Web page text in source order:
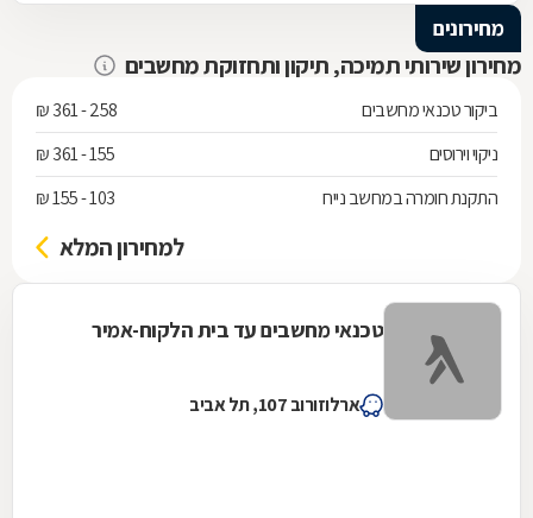
מחירונים
מחירון שירותי תמיכה, תיקון ותחזוקת מחשבים
ביקור טכנאי מחשבים
258 - 361 ₪
ניקוי וירוסים
155 - 361 ₪
התקנת חומרה במחשב נייח
103 - 155 ₪
למחירון המלא
טכנאי מחשבים עד בית הלקוח-אמיר
ארלוזורוב 107, תל אביב